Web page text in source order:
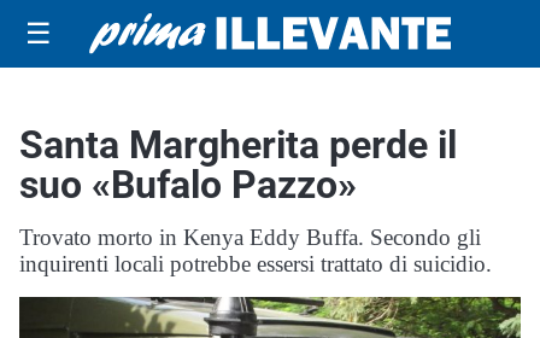
☰
Santa Margherita perde il
suo «Bufalo Pazzo»
Trovato morto in Kenya Eddy Buffa. Secondo gli
inquirenti locali potrebbe essersi trattato di suicidio.